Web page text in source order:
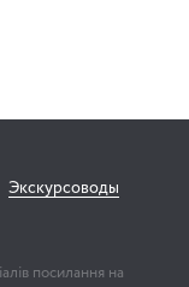
Экскурсоводы
посилання на